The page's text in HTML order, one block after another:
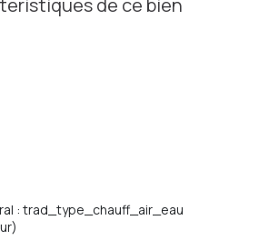
000 013 261
: trad_type_chauff_air_eau